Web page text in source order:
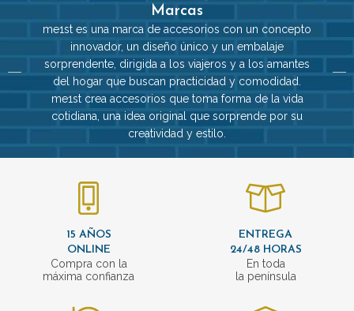
Marcas
me1st es una marca de accesorios con un concepto
innovador, un diseño único y un embalaje
sorprendente, dirigida a los viajeros y a los amantes
del hogar que buscan practicidad y comodidad.
me1st crea accesorios que toma forma de la vida
cotidiana, una idea original que sorprende por su
creatividad y estilo.
15 AÑOS
ONLINE
Compra con la
máxima confianza
ENTREGA
24/48 HORAS
En toda
la península